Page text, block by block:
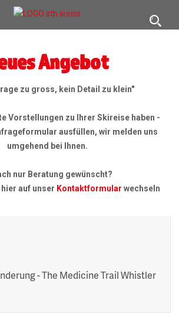
Angebot
zu gross, kein Detail zu klein"
Vorstellungen zu Ihrer Skireise haben -
ausfüllen, wir melden uns
umgehend bei Ihnen.
nur Beratung gewünscht?
hier auf unser Kontaktformular wechseln
- The Medicine Trail Whistler